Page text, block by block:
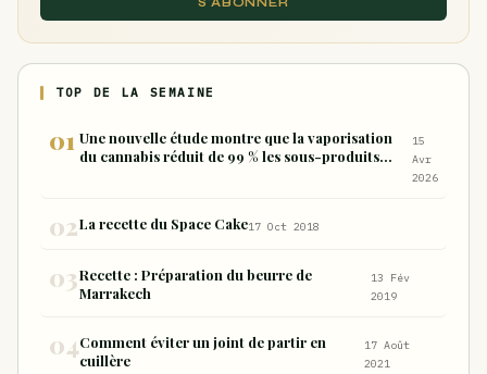
S'ABONNER
TOP DE LA SEMAINE
Une nouvelle étude montre que la vaporisation
du cannabis réduit de 99 % les sous-produits
15
Avr
2026
La recette du Space Cake17 Oct 2018
Recette : Préparation du beurre de
Marrakech
13 Fév
2019
Comment éviter un joint de partir en
cuillère
17 Août
2021